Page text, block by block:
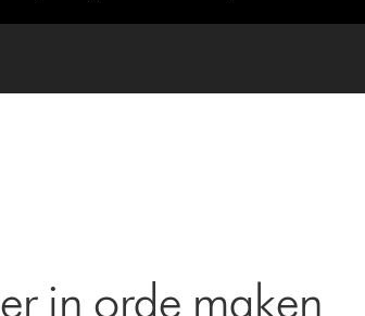
in orde maken